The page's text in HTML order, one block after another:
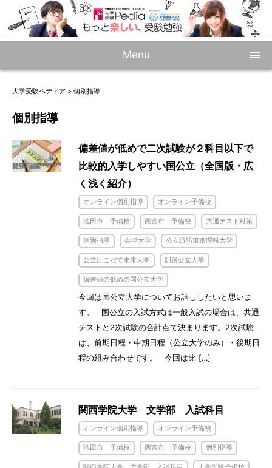
Menu
大学受験ペディア > 個別指導
個別指導
偏差値が低めで二次試験が２科目以下で
比較的入学しやすい国公立（全国版・広
く浅く紹介）
オンライン個別指導 オンライン予備校
池田市 予備校 西宮市 予備校 共通テスト対策
個別指導 会津大学 公立諏訪東京理科大学
公立はこだて未来大学 釧路公立大学
偏差値の低めの国公立大学
今回は国公立大学についてお話ししたいと思いま
す。 国公立の入試方式は一般入試の場合は、共通
テストと2次試験の合計点で決まります。2次試験
は、前期日程・中期日程（公立大学のみ）・後期日
程の組み合わせです。 今回は比 […]
関西学院大学 文学部 入試科目
オンライン個別指導 オンライン予備校
池田市 予備校 西宮市 予備校 個別指導